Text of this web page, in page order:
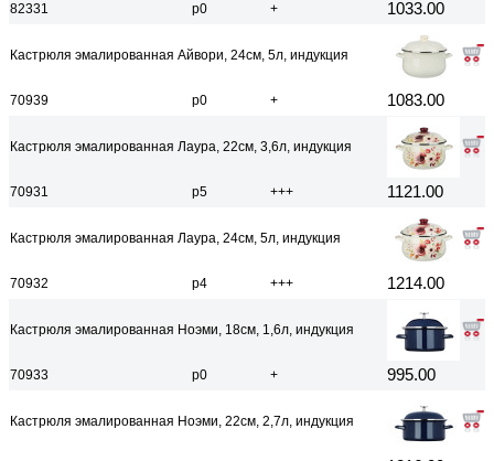
82331 р0 + 1033.00
Кастрюля эмалированная Айвори, 24см, 5л, индукция
70939 р0 + 1083.00
Кастрюля эмалированная Лаура, 22см, 3,6л, индукция
70931 р5 +++ 1121.00
Кастрюля эмалированная Лаура, 24см, 5л, индукция
70932 р4 +++ 1214.00
Кастрюля эмалированная Ноэми, 18см, 1,6л, индукция
70933 р0 + 995.00
Кастрюля эмалированная Ноэми, 22см, 2,7л, индукция